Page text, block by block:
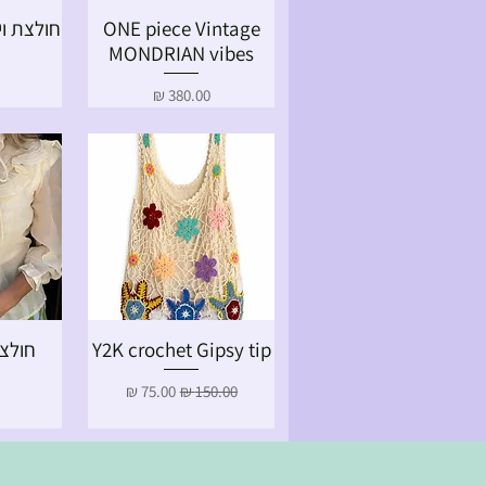
תצוגה מהירה
ONE piece Vintage
MONDRIAN vibes
מחיר‏380.00 ‏₪
תצוגה מהירה
Y2K crochet Gipsy tip
מחיר רגיל‏150.00 ‏₪ מחיר מבצע‏75.00 ‏₪